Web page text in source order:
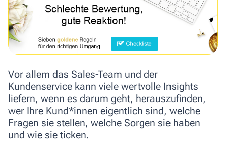
Vor allem das Sales-Team und der
Kundenservice kann viele wertvolle Insights
liefern, wenn es darum geht, herauszufinden,
wer Ihre Kund*innen eigentlich sind, welche
Fragen sie stellen, welche Sorgen sie haben
und wie sie ticken.